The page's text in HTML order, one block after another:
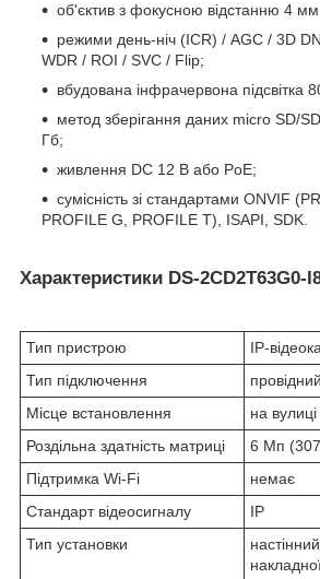
об'єктив з фокусною відстанню 4 мм
режими день-ніч (ICR) / АGC / 3D
WDR / ROI / SVC / Flip;
вбудована інфрачервона підсвітка
метод зберігання даних micro SD/
Гб;
живлення DC 12 В або PoE;
сумісність зі стандартами ONVIF
PROFILE G, PROFILE T), ISAPI, SDK.
Характеристики DS-2CD2T63G0-
Тип пристрою
IP-
Тип підключення
провідний
Місце встановлення
на вулиці
Роздільна здатність матриці
6 Мп
Підтримка Wi-Fi
немає
Стандарт відеосигналу
IP
Тип установки